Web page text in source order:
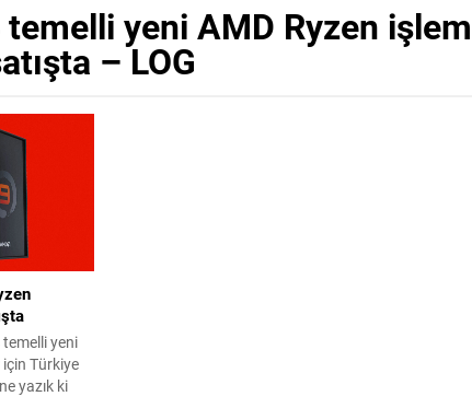
temelli yeni AMD Ryzen
– LOG
temelli yeni
Türkiye
yazık ki